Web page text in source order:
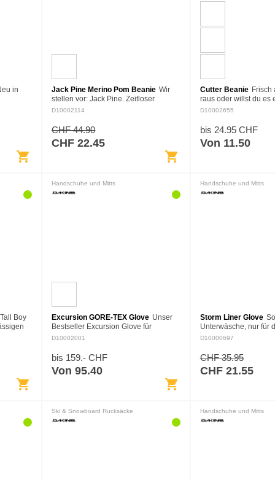
in
shopping_cart
Jack Pine Merino Pom Beanie Wir
stellen vor: Jack Pine. Zeitloser
Bommel-Look aus einer
Das Fleecefutter aus einer
Merinomischung sorgt…
D10002114
CHF 44.90
CHF 22.45
shopping_cart
Cutter Beanie Frisch
raus oder willst du es
Die Cutter Beanie
zu allem und…
D10002655
bis 24.95 CHF
Von 11.50
Boy
shopping_cart
Handschuhe und Mitts
Excursion GORE-TEX Glove Unser
Bestseller Excursion Glove für
Tourengeher oder Pistenfreaks bietet
die bei jedem Wetter aggressiv…
D10002001
bis 159.- CHF
Von 95.40
shopping_cart
Handschuhe und Mitts
Storm Liner Glove
Unterwäsche, nur für
Der Storm Liner ist ein
mittelschwerem
D10000697
CHF 35.95
CHF 21.55
Ski & Snowboard Rucksäcke Handschuhe und Mitts